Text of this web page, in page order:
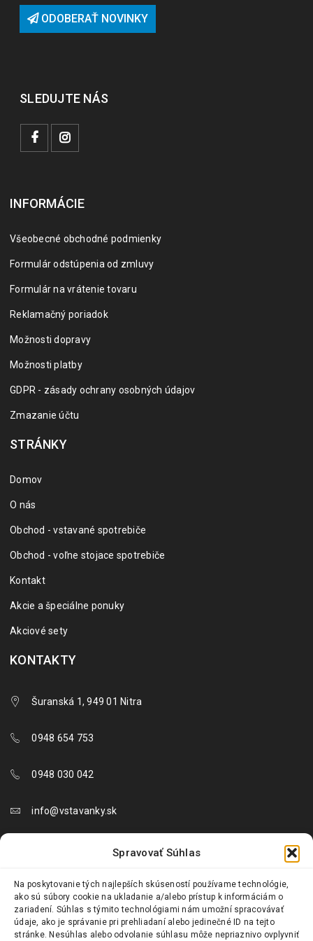
Spravovať Súhlas
Na poskytovanie tých najlepších skúseností používame technológie,
ako sú súbory cookie na ukladanie a/alebo prístup k informáciám o
zariadení. Súhlas s týmito technológiami nám umožní spracovávať
údaje, ako je správanie pri prehliadaní alebo jedinečné ID na tejto
stránke. Nesúhlas alebo odvolanie súhlasu môže nepriaznivo ovplyvniť
ODOBERAŤ NOVINKY
SLEDUJTE NÁS
INFORMÁCIE
Všeobecné obchodné podmienky
Formulár odstúpenia od zmluvy
Formulár na vrátenie tovaru
Reklamačný poriadok
Možnosti dopravy
Možnosti platby
GDPR - zásady ochrany osobných údajov
Zmazanie účtu
STRÁNKY
Domov
O nás
Obchod - vstavané spotrebiče
Obchod - voľne stojace spotrebiče
Kontakt
Akcie a špeciálne ponuky
Akciové sety
KONTAKTY
Šuranská 1, 949 01 Nitra
0948 654 753
0948 030 042
info@vstavanky.sk
objednavky@vstavanky.sk
reklamacie@vstavanky.sk